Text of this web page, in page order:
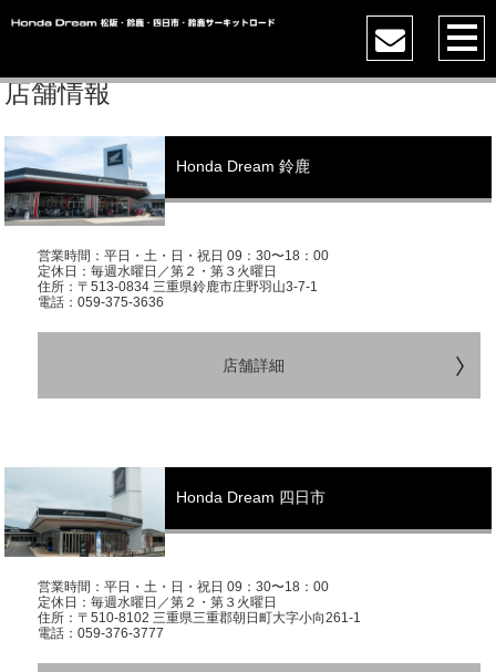
店舗情報
Honda Dream 鈴鹿
営業時間：平日・土・日・祝日 09：30〜18：00
定休日：毎週水曜日／第２・第３火曜日
住所：〒513-0834 三重県鈴鹿市庄野羽山3-7-1
電話：059-375-3636
店舗詳細
Honda Dream 四日市
営業時間：平日・土・日・祝日 09：30〜18：00
定休日：毎週水曜日／第２・第３火曜日
住所：〒510-8102 三重県三重郡朝日町大字小向261-1
電話：059-376-3777